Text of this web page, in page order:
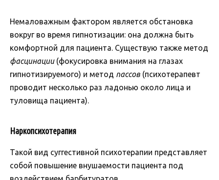
Немаловажным фактором является обстановка
вокруг во время гипнотизации: она должна быть
комфортной для пациента. Существую также метод
фасцинации(фокусировка внимания на глазах
гипнотизируемого) и метод пассов (психотерапевт
проводит несколько раз ладонью около лица и
туловища пациента).
Наркопсихотерапия
Такой вид суггестивной психотерапии представляет
собой повышение внушаемости пациента под